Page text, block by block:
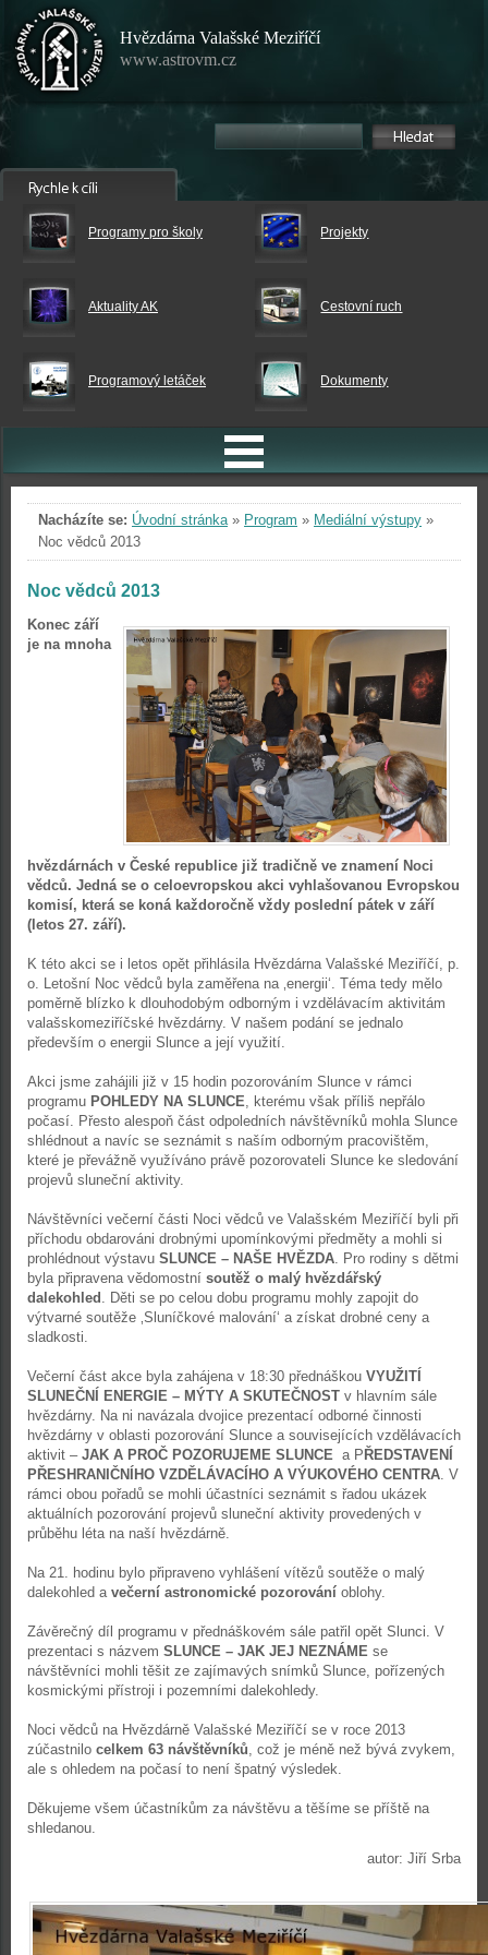
Hvězdárna Valašské Meziříčí
www.astrovm.cz
Programy pro školy Projekty
Aktuality AK Cestovní ruch
Programový letáček Dokumenty
Nacházíte se: Úvodní stránka» Program » Mediální výstupy »
Noc vědců 2013
Noc vědců 2013
Konec září
je na mnoha
hvězdárnách v České republice již tradičně ve znamení Noci
vědců. Jedná se o celoevropskou akci vyhlašovanou Evropskou
komisí, která se koná každoročně vždy poslední pátek v září
(letos 27. září).
K této akci se i letos opět přihlásila Hvězdárna Valašské Meziříčí, p.
o. Letošní Noc vědců byla zaměřena na ‚energii‘. Téma tedy mělo
poměrně blízko k dlouhodobým odborným i vzdělávacím aktivitám
valašskomeziříčské hvězdárny. V našem podání se jednalo
především o energii Slunce a její využití.
Akci jsme zahájili již v 15 hodin pozorováním Slunce v rámci
programu POHLEDY NA SLUNCE, kterému však příliš nepřálo
počasí. Přesto alespoň část odpoledních návštěvníků mohla Slunce
shlédnout a navíc se seznámit s naším odborným pracovištěm,
které je převážně využíváno právě pozorovateli Slunce ke sledování
projevů sluneční aktivity.
Návštěvníci večerní části Noci vědců ve Valašském Meziříčí byli při
příchodu obdarováni drobnými upomínkovými předměty a mohli si
prohlédnout výstavu SLUNCE – NAŠE HVĚZDA. Pro rodiny s dětmi
byla připravena vědomostní soutěž o malý hvězdářský
dalekohled . Děti se po celou dobu programu mohly zapojit do
výtvarné soutěže ‚Sluníčkové malování‘ a získat drobné ceny a
sladkosti.
Večerní část akce byla zahájena v 18:30 přednáškou VYUŽITÍ
SLUNEČNÍ ENERGIE – MÝTY A SKUTEČNOST v hlavním sále
hvězdárny. Na ni navázala dvojice prezentací odborné činnosti
hvězdárny v oblasti pozorování Slunce a souvisejících vzdělávacích
aktivit – JAK A PROČ POZORUJEME SLUNCE a P ŘEDSTAVENÍ
PŘESHRANIČNÍHO VZDĚLÁVACÍHO A VÝUKOVÉHO CENTRA. V
rámci obou pořadů se mohli účastníci seznámit s řadou ukázek
aktuálních pozorování projevů sluneční aktivity provedených v
průběhu léta na naší hvězdárně.
Na 21. hodinu bylo připraveno vyhlášení vítězů soutěže o malý
dalekohled a večerní astronomické pozorování oblohy.
Závěrečný díl programu v přednáškovém sále patřil opět Slunci. V
prezentaci s názvem SLUNCE – JAK JEJ NEZNÁME se
návštěvníci mohli těšit ze zajímavých snímků Slunce, pořízených
kosmickými přístroji i pozemními dalekohledy.
Noci vědců na Hvězdárně Valašské Meziříčí se v roce 2013
zúčastnilo celkem 63 návštěvníků, což je méně než bývá zvykem,
ale s ohledem na počasí to není špatný výsledek.
Děkujeme všem účastníkům za návštěvu a těšíme se příště na
shledanou.
autor: Jiří Srba